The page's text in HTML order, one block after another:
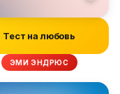
Тест на любовь
ЭМИ ЭНДРЮС